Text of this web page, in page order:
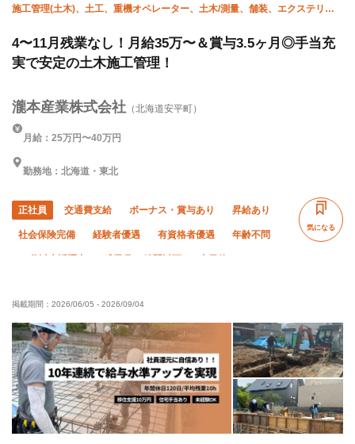
施工管理(土木)、土工、重機オペレーター、土木/測量、舗装、エクステリ
4〜11月残業なし！月給35万〜＆賞与3.5ヶ月◎手当充
実で安定の土木施工管理！
瀧本産業株式会社 （北海道安平町）
月給：25万円〜40万円
勤務地：北海道・東北
正社員 交通費支給 ボーナス・賞与あり 昇給あり
社会保険完備 経験者優遇 有資格者優遇 年齢不問
60代以上活躍中 残業月20時間以下 土日休み
気になる
掲載期間： 2026/06/05 - 2026/09/04